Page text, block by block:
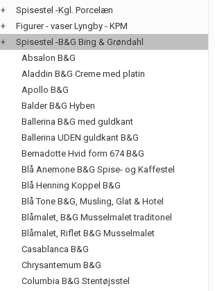
+
Spisestel -Kgl. Porcelæn
+
Figurer - vaser Lyngby - KPM
+
Spisestel -B&G Bing & Grøndahl
Absalon B&G
Aladdin B&G Creme med platin
Apollo B&G
Balder B&G Hyben
Ballerina B&G med guldkant
Ballerina UDEN guldkant B&G
Bernadotte Hvid form 674 B&G
Blå Anemone B&G Spise- og Kaffestel
Blå Henning Koppel B&G
Blå Tone B&G, Musling, Glat & Hotel
Blåmalet, B&G Musselmalet traditonel
Blåmalet, Riflet B&G Musselmalet
Casablanca B&G
Chrysantemum B&G
Columbia B&G Stentøjsstel